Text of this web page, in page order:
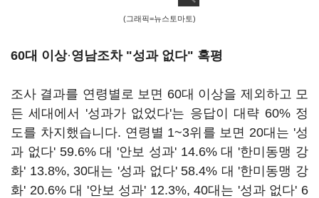
(그래픽=뉴스토마토)
60대 이상·영남조차"성과 없다" 혹평
조사 결과를 연령별로 보면 60대 이상을 제외하고 모
든 세대에서 '성과가 없었다'는 응답이 대략 60% 정
도를 차지했습니다. 연령별 1~3위를 보면 20대는 '성
과 없다' 59.6% 대 '안보 성과' 14.6% 대 '한미동맹 강
화' 13.8%, 30대는 '성과 없다' 58.4% 대 '한미동맹 강
화' 20.6% 대 '안보 성과' 12.3%, 40대는 '성과 없다' 6